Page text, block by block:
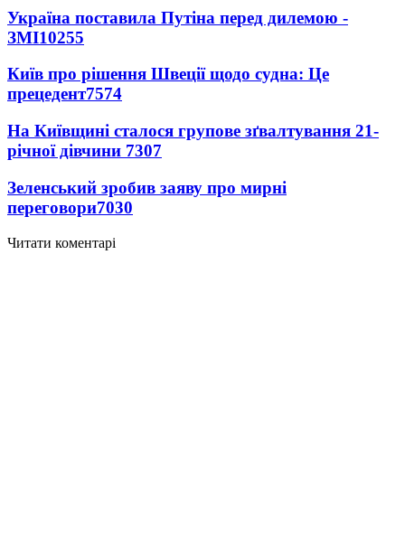
Україна поставила Путіна перед дилемою -
ЗМІ10255
Київ про рішення Швеції щодо судна: Це
прецедент7574
На Київщині сталося групове зґвалтування 21-
річної дівчини 7307
Зеленський зробив заяву про мирні
переговори7030
Читати коментарі